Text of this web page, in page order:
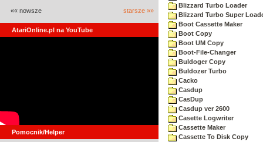
«« nowsze starsze »»
AtariOnline.pl na YouTube
Pomocnik/Helper
Blizzard Turbo Loader
Blizzard Turbo Super
Boot Cassette Maker
Boot Copy
Boot UM Copy
Boot-File-Changer
Buldoger Copy
Buldozer Turbo
Cacko
Casdup
CasDup
Casdup ver 2600
Casette Logwriter
Cassette Maker
Cassette To Disk Copy